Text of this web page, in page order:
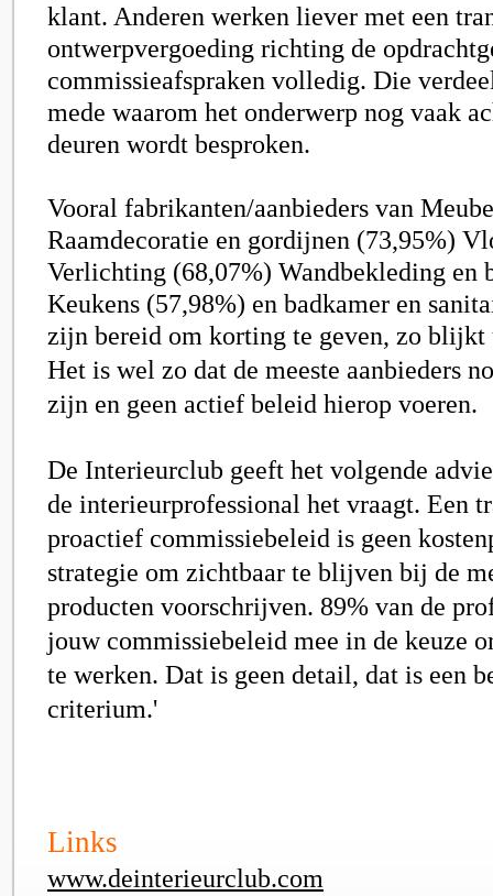
klant. Anderen werken liever met een
ontwerpvergoeding richting de
commissieafspraken volledig. Die
mede waarom het onderwerp nog vaak
deuren wordt besproken.
Vooral fabrikanten/aanbieders van
Raamdecoratie en gordijnen (73,95%)
Verlichting (68,07%) Wandbekleding en
Keukens (57,98%) en badkamer en
zijn bereid om korting te geven, zo blijkt
Het is wel zo dat de meeste aanbieders
zijn en geen actief beleid hierop voeren.
De Interieurclub geeft het volgende
de interieurprofessional het vraagt. Een
proactief commissiebeleid is geen
strategie om zichtbaar te blijven bij de
producten voorschrijven. 89% van de
jouw commissiebeleid mee in de keuze
te werken. Dat is geen detail, dat is een
criterium.'
Links
www.deinterieurclub.com